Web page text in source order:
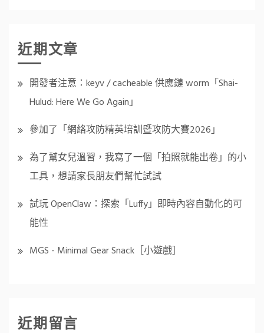
近期文章
開發者注意：keyv / cacheable 供應鏈 worm「Shai-
Hulud: Here We Go Again」
參加了「網絡攻防精英培訓暨攻防大賽2026」
為了幫女兒溫習，我寫了一個「拍照就能出卷」的小
工具，想請家長朋友們幫忙試試
試玩 OpenClaw：探索「Luffy」即時內容自動化的可
能性
MGS - Minimal Gear Snack［小遊戲］
近期留言